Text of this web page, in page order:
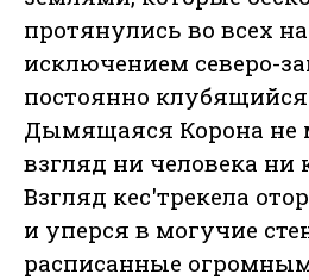
протянулись во всех
исключением северо-
постоянно
Дымящаяся Корона не
взгляд ни человека ни
Взгляд кес'трекела
и уперся в могучие
расписанные